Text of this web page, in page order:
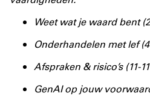
Weet wat je waard bent
Onderhandelen met lef
Afspraken & risico’s (11-
GenAI op jouw